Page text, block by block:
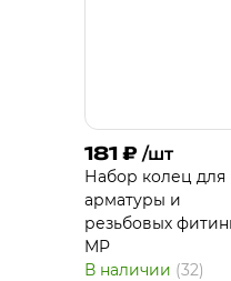
181 ₽ /шт
Набор колец для
арматуры и
резьбовых
MP
В наличии (32)